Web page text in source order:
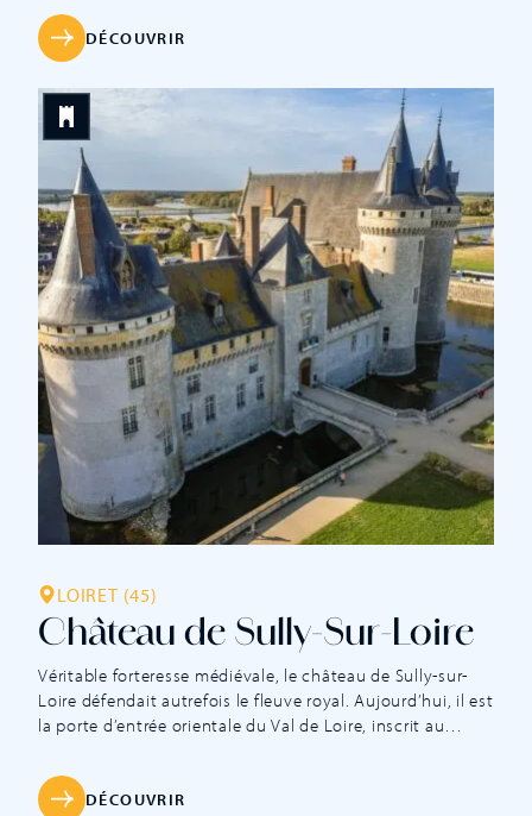
des siècles, de nos ancêtres en étang et rivière. Tout un
univers qui se dévoile à mesure que l’on visite les
différentes pièces meublées de ce château de famille,
reconstruit au XVIIe siècle. Les premières traces du
château remontent au XIIe siècle. À cette époque, la
Bussière est un véritable château-fort composé de
remparts, douves et d’un pont-levis. Au XVIIe siècle, après
les ravages des […]
DÉCOUVRIR
LOIRET (45)
Château de Sully-Sur-Loire
Véritable forteresse médiévale, le château de Sully-sur-
Loire défendait autrefois le fleuve royal. Aujourd’hui, il est
la porte d’entrée orientale du Val de Loire, inscrit au
historique en 1928, le château entretient sa singulière
allure grâce à ses larges douves encore en eau, son
DÉCOUVRIR